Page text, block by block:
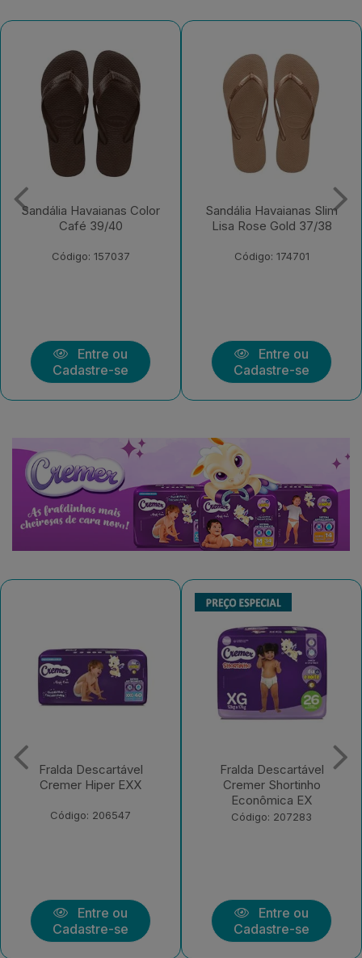
Sandália Havaianas Slim
Lisa Rose Gold 37/38
Código: 174701
Entre ou
Cadastre-se
Sandália Havaianas Slim
Lisa Rosa Ballet 37/38
Código: 186279
Entre ou
Cadastre-se
Fralda Descartável
Cremer Shortinho
Código: 207283
Entre ou
Cadastre-se
Fralda Descartável
Cremer Shortinho
Econômica EXX
Código: 208139
Entre ou
Cadastre-se